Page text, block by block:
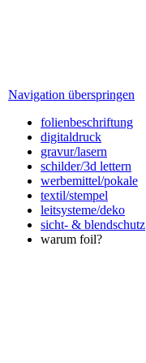
Navigation überspringen
folienbeschriftung
digitaldruck
gravur/lasern
schilder/3d lettern
werbemittel/pokale
textil/stempel
leitsysteme/deko
sicht- & blendschutz
warum foil?